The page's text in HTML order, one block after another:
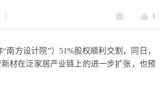
1
方设计院”）51%股权顺利交割，同日，
材在泛家居产业链上的进一步扩张，也预